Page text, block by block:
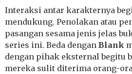
Interaksi antar karakternya
mendukung. Penolakan atau
pasangan sesama jenis jelas
series ini. Beda dengan Blank
dengan pihak eksternal begitu
mereka sulit diterima orang-